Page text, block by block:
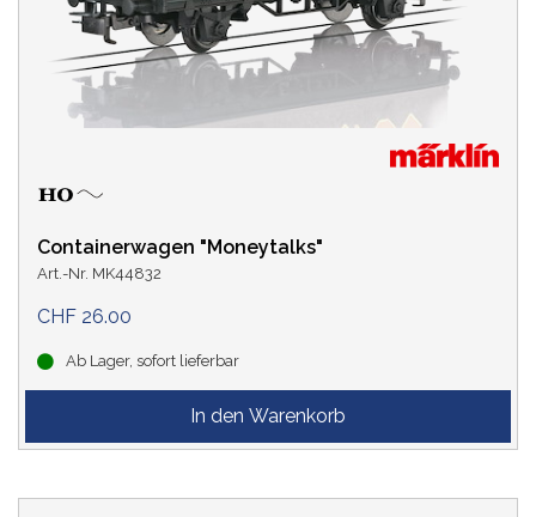
Containerwagen "Moneytalks"
Art.-Nr. MK44832
CHF 26.00
Ab Lager, sofort lieferbar